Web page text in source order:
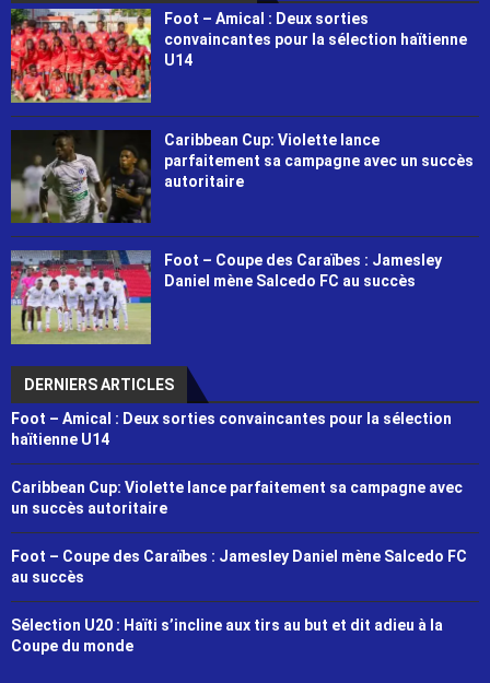
Foot – Amical : Deux sorties
convaincantes pour la sélection haïtienne
U14
Caribbean Cup: Violette lance
parfaitement sa campagne avec un succès
autoritaire
Foot – Coupe des Caraïbes : Jamesley
Daniel mène Salcedo FC au succès
DERNIERS ARTICLES
Foot – Amical : Deux sorties convaincantes pour la sélection
haïtienne U14
Caribbean Cup: Violette lance parfaitement sa campagne avec
un succès autoritaire
Foot – Coupe des Caraïbes : Jamesley Daniel mène Salcedo FC
au succès
Sélection U20 : Haïti s’incline aux tirs au but et dit adieu à la
Coupe du monde